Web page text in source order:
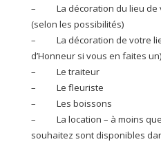
– La décoration du lieu de
(selon les possibilités)
– La décoration de votre
d’Honneur si vous en faites un)
– Le traiteur
– Le fleuriste
– Les boissons
– La location – à moins que
souhaitez sont disponibles